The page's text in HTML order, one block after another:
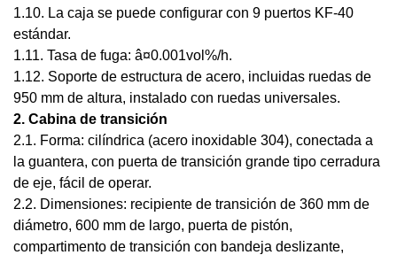
1.10. La caja se puede configurar con 9 puertos KF-40
estándar.
1.11. Tasa de fuga: â¤0.001vol%/h.
1.12. Soporte de estructura de acero, incluidas ruedas de
950 mm de altura, instalado con ruedas universales.
2. Cabina de transición
2.1. Forma: cilíndrica (acero inoxidable 304), conectada a
la guantera, con puerta de transición grande tipo cerradura
de eje, fácil de operar.
2.2. Dimensiones: recipiente de transición de 360 ​​mm de
diámetro, 600 mm de largo, puerta de pistón,
compartimento de transición con bandeja deslizante,